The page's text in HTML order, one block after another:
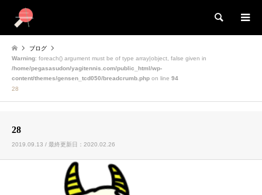
検索
ブログ
Warning: foreach() argument must be of type array|object, false given in
/home/pegasasudon/yagitennis.com/public_html/wp-
content/themes/gensen_tcd050/breadcrumb.php on line 94
28
28
2019.09.13 / 最終更新日：2020.02.26